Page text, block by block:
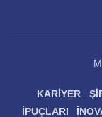
KARIYER
İPUÇLARI